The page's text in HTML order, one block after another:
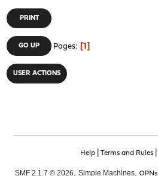
PRINT
GO UP Pages 1
USER ACTIONS
Help| Terms and Rules|
SMF 2.1.7 © 2026 Simple Machines